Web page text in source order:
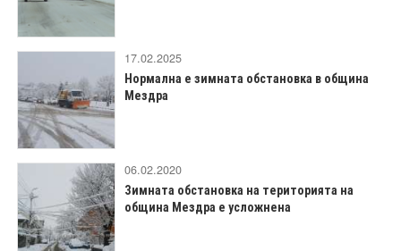
17.02.2025
Нормална е зимната обстановка в община
Мездра
06.02.2020
Зимната обстановка на територията на
община Мездра е усложнена